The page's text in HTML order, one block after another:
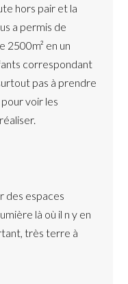
hors pair et la
a permis de
2500m² en un
correspondant
pas à prendre
voir les
des espaces
là où il n y en
très terre à